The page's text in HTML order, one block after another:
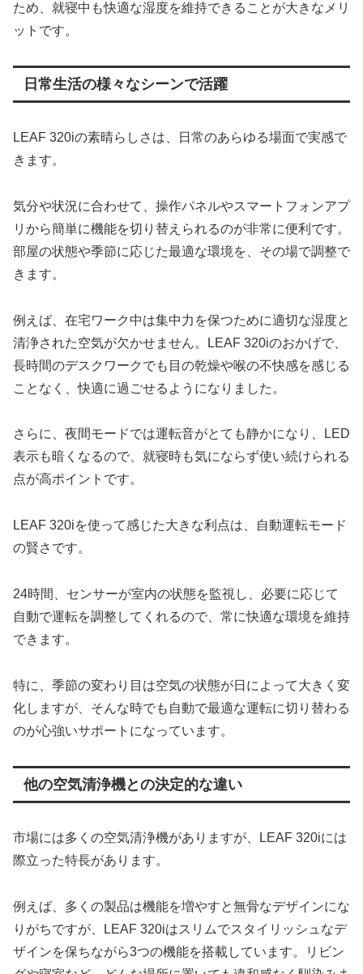
ため、就寝中も快適な湿度を維持できることが大きなメリ
ットです。
日常生活の様々なシーンで活躍
LEAF 320iの素晴らしさは、日常のあらゆる場面で実感で
きます。
気分や状況に合わせて、操作パネルやスマートフォンアプ
リから簡単に機能を切り替えられるのが非常に便利です。
部屋の状態や季節に応じた最適な環境を、その場で調整で
きます。
例えば、在宅ワーク中は集中力を保つために適切な湿度と
清浄された空気が欠かせません。LEAF 320iのおかげで、
長時間のデスクワークでも目の乾燥や喉の不快感を感じる
ことなく、快適に過ごせるようになりました。
さらに、夜間モードでは運転音がとても静かになり、LED
表示も暗くなるので、就寝時も気にならず使い続けられる
点が高ポイントです。
LEAF 320iを使って感じた大きな利点は、自動運転モード
の賢さです。
24時間、センサーが室内の状態を監視し、必要に応じて
自動で運転を調整してくれるので、常に快適な環境を維持
できます。
特に、季節の変わり目は空気の状態が日によって大きく変
化しますが、そんな時でも自動で最適な運転に切り替わる
のが心強いサポートになっています。
他の空気清浄機との決定的な違い
市場には多くの空気清浄機がありますが、LEAF 320iには
際立った特長があります。
例えば、多くの製品は機能を増やすと無骨なデザインにな
りがちですが、LEAF 320iはスリムでスタイリッシュなデ
ザインを保ちながら3つの機能を搭載しています。リビン